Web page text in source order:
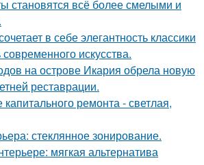
становятся всё более смелыми и
в себе элегантность классики
искусства.
на острове Икария обрела новую
реставрации.
ремонта - светлая,
стеклянное зонирование.
мягкая альтернатива